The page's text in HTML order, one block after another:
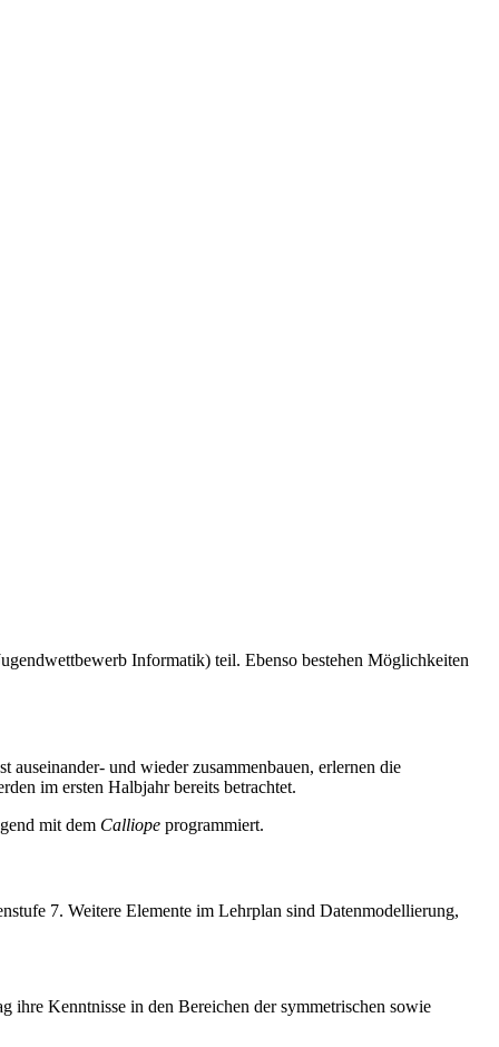
Informatik) teil. Ebenso bestehen Möglichkeiten
und wieder zusammenbauen, erlernen die
im ersten Halbjahr bereits betrachtet.
mit dem Calliope programmiert.
7. Weitere Elemente im Lehrplan sind Datenmodellierung,
Kenntnisse in den Bereichen der symmetrischen sowie